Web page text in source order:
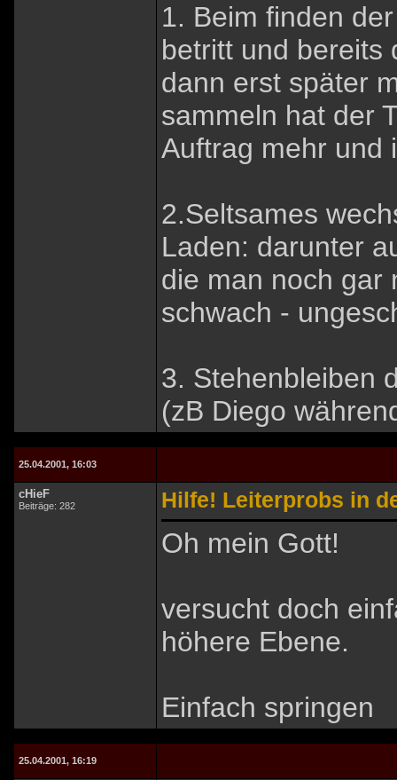
1. Beim finden
betritt und bereits
dann erst später
sammeln hat der
Auftrag mehr und
2.Seltsames
Laden: darunter
die man noch gar
schwach -
3. Stehenbleiben
(zB Diego
25.04.2001, 16:03
cHieF
Beiträge: 282 Hilfe! Leiterprobs in
Oh mein Gott!
versucht doch
höhere Ebene.
Einfach springen
25.04.2001, 16:19